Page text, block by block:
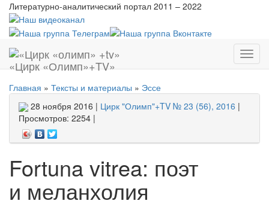
Литературно-аналитический портал 2011 – 2022
меню
«Цирк «Олимп»+TV»
Главная » Тексты и материалы » Эссе
28 ноября 2016 | Цирк "Олимп"+TV № 23 (56), 2016 |
Просмотров: 2254 |
Fortuna vitrea: поэт
и меланхолия